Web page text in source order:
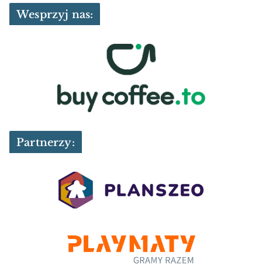
Wesprzyj nas:
Partnerzy: